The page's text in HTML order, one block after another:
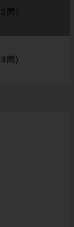
問）
問）